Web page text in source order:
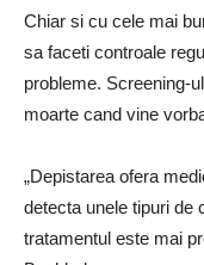
Chiar si cu cele mai
sa faceti controale
probleme. Screening-
moarte cand vine
„Depistarea ofera
detecta unele tipuri de
tratamentul este mai